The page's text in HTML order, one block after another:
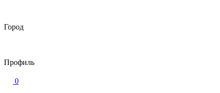
Город
Профиль
0